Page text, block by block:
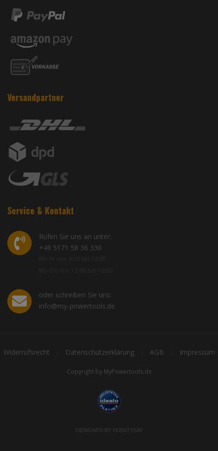
Versandpartner
Service & Kontakt
Rufen Sie uns an unter:
+49 5171 58 36 330
oder schreiben Sie uns:
info@my-powertools.de
Widerrufsrecht Datenschutzerklärung AGB Impressum
Copyright by MyPowertools.de
DESIGNED BY PLENTYBAY